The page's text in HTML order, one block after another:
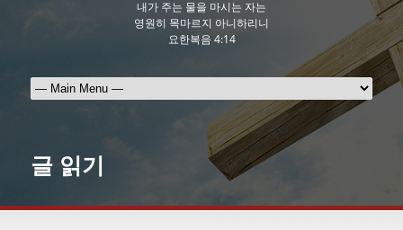
내가 주는 물을 마시는 자는
영원히 목마르지 아니하리니
요한복음 4:14
글 읽기